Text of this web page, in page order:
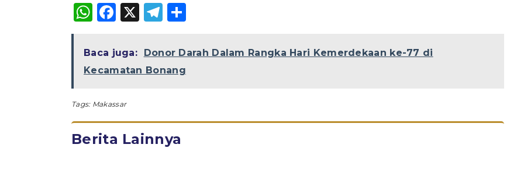
WhatsApp
Facebook
X Telegram
Baca juga:
Donor Darah Dalam Rangka Hari Kemerdekaan ke-77 di
Kecamatan Bonang
Tags: Makassar
Berita Lainnya